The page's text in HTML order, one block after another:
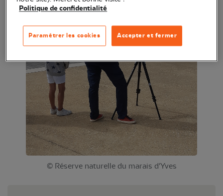
© Réserve naturelle du marais d'Yves
Politique de confidentialité
Accepter et fermer
Paramétrer les cookies